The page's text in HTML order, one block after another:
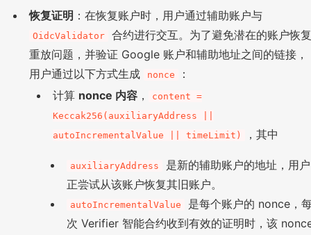
恢复证明 ：在恢复账户时，用户通过辅助账户与
OidcValidator
合约进行交互。为了避免潜在的账户恢
重放问题，并验证 Google 账户和辅助地址之间的链接，
用户通过以下方式生成
nonce
：
计算 nonce 内容 ，
content =
Keccak256(auxiliaryAddress ||
autoIncrementalValue || timeLimit)
，其中
auxiliaryAddress
是新的辅助账户的地址，用户
正尝试从该账户恢复其旧账户。
autoIncrementalValue
是每个账户的 nonce，
次 Verifier 智能合约收到有效的证明时，该